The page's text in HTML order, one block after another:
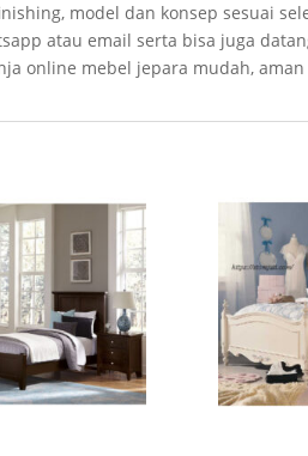
model dan konsep sesuai
atau email serta bisa juga
online mebel jepara mudah,